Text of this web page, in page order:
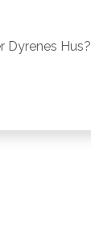
Dyrenes Hus?